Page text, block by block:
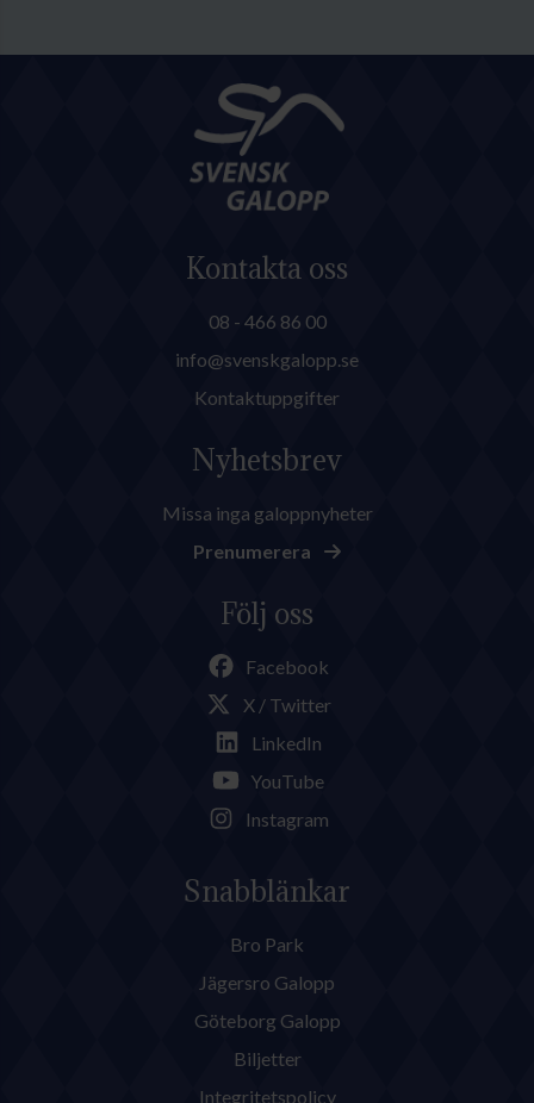
Kontakta oss
08 - 466 86 00
info@svenskgalopp.se
Kontaktuppgifter
Nyhetsbrev
Missa inga galoppnyheter
Prenumerera
Följ oss
Facebook
X / Twitter
LinkedIn
YouTube
Instagram
Snabblänkar
Bro Park
Jägersro Galopp
Göteborg Galopp
Biljetter
Integritetspolicy